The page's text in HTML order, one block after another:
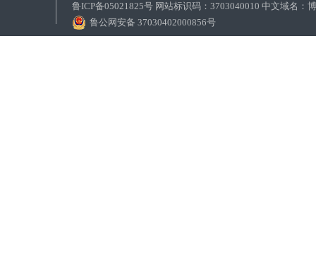
鲁ICP备05021825号 网站标识码：3703040010 中文域名：
鲁公网安备 37030402000856号